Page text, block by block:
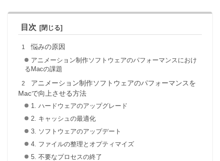
目次
悩みの原因
アニメーション制作ソフトウェアのパフォーマンスにおけ
るMacの課題
アニメーション制作ソフトウェアのパフォーマンスを
Macで向上させる方法
1. ハードウェアのアップグレード
2. キャッシュの最適化
3. ソフトウェアのアップデート
4. ファイルの整理とオプティマイズ
5. 不要なプロセスの終了